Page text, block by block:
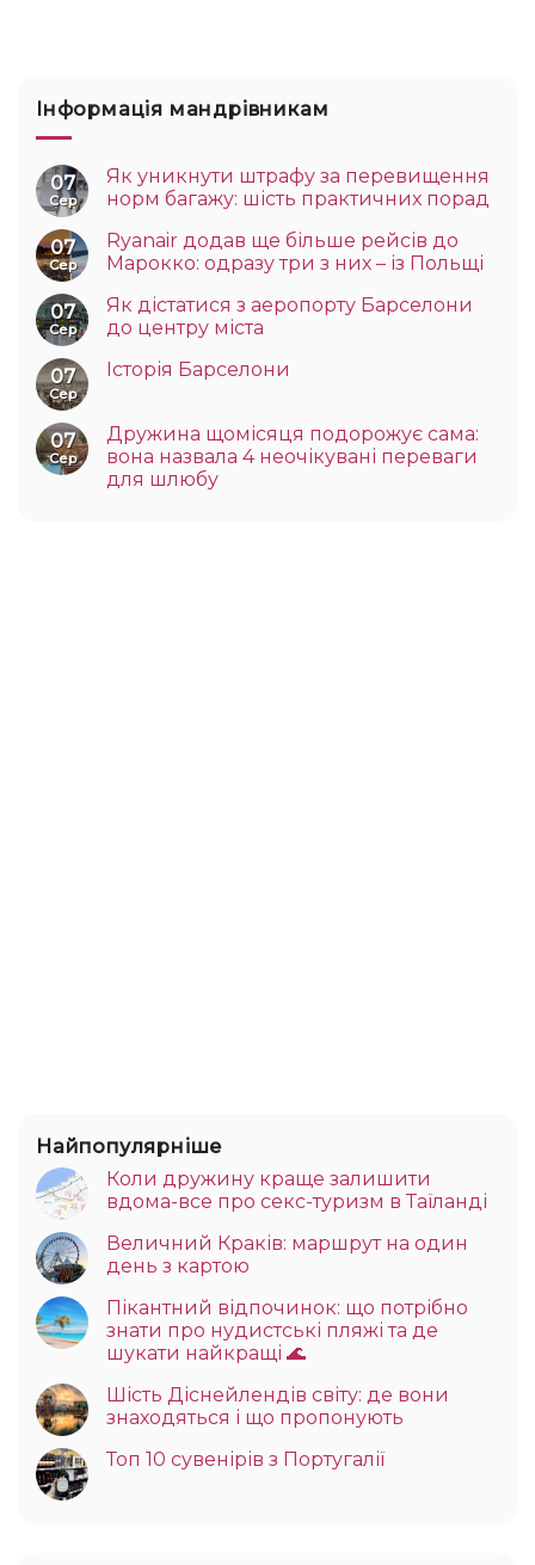
Інформація мандрівникам
07
Сер
Як уникнути штрафу за перевищення
норм багажу: шість практичних порад
07
Сер
Ryanair додав ще більше рейсів до
Марокко: одразу три з них – із Польщі
07
Сер
Як дістатися з аеропорту Барселони
до центру міста
07
Сер
Історія Барселони
07
Сер
Дружина щомісяця подорожує сама:
вона назвала 4 неочікувані переваги
для шлюбу
Найпопулярніше
Коли дружину краще залишити
вдома-все про секс-туризм в Таїланді
Величний Краків: маршрут на один
день з картою
Пікантний відпочинок: що потрібно
знати про нудистські пляжі та де
шукати найкращі 🌊
Шість Діснейлендів світу: де вони
знаходяться і що пропонують
Топ 10 сувенірів з Португалії